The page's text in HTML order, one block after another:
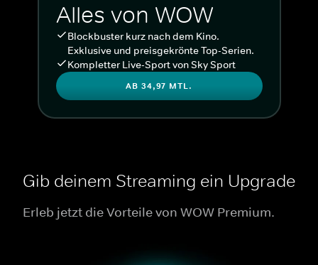
Alles von WOW
Blockbuster kurz nach dem Kino.
Exklusive und preisgekrönte Top-Serien.
Kompletter Live-Sport von Sky Sport
AB 34,97 MTL.
Gib deinem Streaming ein Upgrade
Erleb jetzt die Vorteile von WOW Premium.